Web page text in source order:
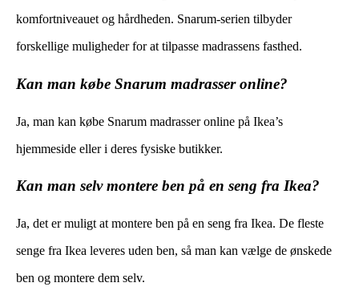
komfortniveauet og hårdheden. Snarum-serien tilbyder
forskellige muligheder for at tilpasse madrassens fasthed.
Kan man købe Snarum madrasser online?
Ja, man kan købe Snarum madrasser online på Ikea’s
hjemmeside eller i deres fysiske butikker.
Kan man selv montere ben på en seng fra Ikea?
Ja, det er muligt at montere ben på en seng fra Ikea. De fleste
senge fra Ikea leveres uden ben, så man kan vælge de ønskede
ben og montere dem selv.